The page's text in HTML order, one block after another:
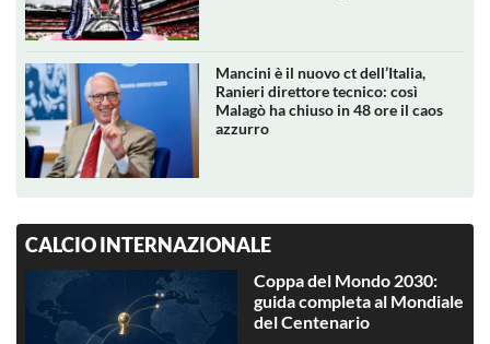
Mancini è il nuovo ct dell’Italia,
Ranieri direttore tecnico: così
Malagò ha chiuso in 48 ore il caos
azzurro
CALCIO INTERNAZIONALE
Coppa del Mondo 2030:
guida completa al Mondiale
del Centenario